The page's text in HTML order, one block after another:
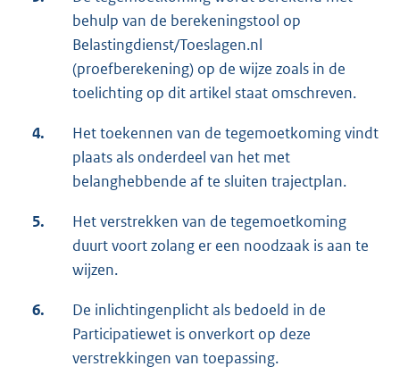
behulp van de berekeningstool op
Belastingdienst/Toeslagen.nl
(proefberekening) op de wijze zoals in de
toelichting op dit artikel staat omschreven.
4.
Het toekennen van de tegemoetkoming vindt
plaats als onderdeel van het met
belanghebbende af te sluiten trajectplan.
5.
Het verstrekken van de tegemoetkoming
duurt voort zolang er een noodzaak is aan te
wijzen.
6.
De inlichtingenplicht als bedoeld in de
Participatiewet is onverkort op deze
verstrekkingen van toepassing.